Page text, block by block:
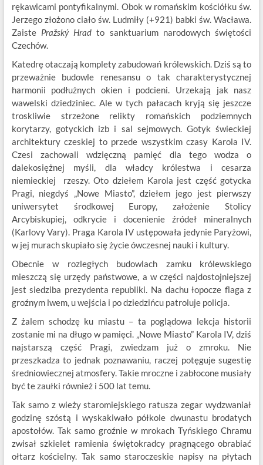
rękawicami pontyfikalnymi. Obok w romańskim kościółku św.
Jerzego złożono ciało św. Ludmiły (+921) babki św. Wacława.
Zaiste Pražský Hrad to sanktuarium narodowych świętości
Czechów.
Katedrę otaczają komplety zabudowań królewskich. Dziś są to
przeważnie budowle renesansu o tak charakterystycznej
harmonii podłużnych okien i podcieni. Urzekają jak nasz
wawelski dziedziniec. Ale w tych pałacach kryją się jeszcze
troskliwie strzeżone relikty romańskich podziemnych
korytarzy, gotyckich izb i sal sejmowych. Gotyk świeckiej
architektury czeskiej to przede wszystkim czasy Karola IV.
Czesi zachowali wdzięczną pamięć dla tego wodza o
dalekosiężnej myśli, dla władcy królestwa i cesarza
niemieckiej rzeszy. Oto dziełem Karola jest część gotycka
Pragi, niegdyś „Nowe Miasto”, dziełem jego jest pierwszy
uniwersytet środkowej Europy, założenie Stolicy
Arcybiskupiej, odkrycie i docenienie źródeł mineralnych
(Karlovy Vary). Praga Karola IV ustępowała jedynie Paryżowi,
w jej murach skupiało się życie ówczesnej nauki i kultury.
Obecnie w rozległych budowlach zamku królewskiego
mieszczą się urzędy państwowe, a w części najdostojniejszej
jest siedziba prezydenta republiki. Na dachu łopocze flaga z
groźnym lwem, u wejścia i po dziedzińcu patroluje policja.
Z żalem schodzę ku miastu – ta poglądowa lekcja historii
zostanie mi na długo w pamięci. „Nowe Miasto” Karola IV, dziś
najstarszą część Pragi, zwiedzam już o zmroku. Nie
przeszkadza to jednak poznawaniu, raczej potęguje sugestię
średniowiecznej atmosfery. Takie mroczne i zabłocone musiały
być te zaułki również i 500 lat temu.
Tak samo z wieży staromiejskiego ratusza zegar wydzwaniał
godzinę szóstą i wyskakiwało półkole dwunastu brodatych
apostołów. Tak samo groźnie w mrokach Tyńskiego Chramu
zwisał szkielet ramienia świętokradcy pragnącego obrabiać
ołtarz kościelny. Tak samo staroczeskie napisy na płytach